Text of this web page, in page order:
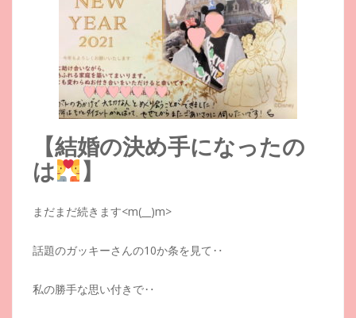
【結婚の決め手になったの
は
】
まだまだ続きます<m(__)m>
話題のガッキーさんの10か条を見て‥
私の勝手な思い付きで‥